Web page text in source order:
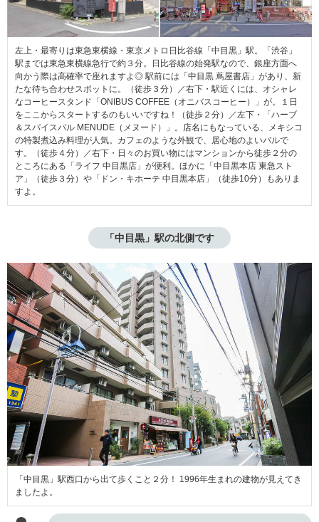
左上・最寄りは東急東横線・東京メトロ日比谷線「中目黒」駅。「渋谷」
駅までは東急東横線急行で約３分。日比谷線の始発駅なので、銀座方面へ
向かう際は高確率で座れますよ◎ 駅前には「中目黒 蔦屋書店」があり、新
たな待ち合わせスポットに。（徒歩３分）／右下・駅近くには、オシャレ
なコーヒースタンド「ONIBUS COFFEE（オニバスコーヒー）」が。１日
をここからスタートするのもいいですね！（徒歩２分）／左下・「ハーブ
＆スパイスバル MENUDE（メヌード）」。店名にもなっている、メキシコ
の特製煮込み料理が人気。カフェのような外観で、居心地のよいバルで
す。（徒歩４分）／右下・日々のお買い物にはマンションから徒歩２分の
ところにある「ライフ 中目黒店」が便利。ほかに「中目黒本店 東急スト
ア」（徒歩３分）や「ドン・キホーテ 中目黒本店」（徒歩10分）もありま
すよ。
「中目黒」駅の北側です
「中目黒」駅西口から出て歩くこと２分！ 1996年生まれの建物が見えてき
ましたよ。